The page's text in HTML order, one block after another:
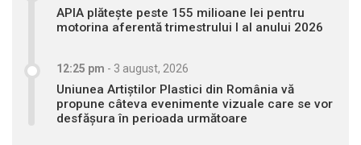
APIA plătește peste 155 milioane lei pentru
motorina aferentă trimestrului I al anului 2026
12:25 pm - 3 august, 2026
Uniunea Artiștilor Plastici din România vă
propune câteva evenimente vizuale care se vor
desfășura în perioada următoare